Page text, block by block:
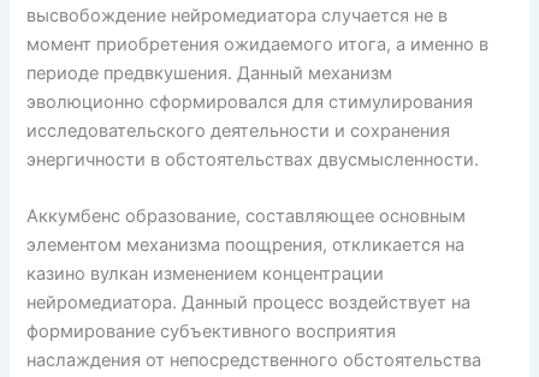
высвобождение нейромедиатора случается не в
момент приобретения ожидаемого итога, а именно в
периоде предвкушения. Данный механизм
эволюционно сформировался для стимулирования
исследовательского деятельности и сохранения
энергичности в обстоятельствах двусмысленности.
Аккумбенс образование, составляющее основным
элементом механизма поощрения, откликается на
казино вулкан изменением концентрации
нейромедиатора. Данный процесс воздействует на
формирование субъективного восприятия
наслаждения от непосредственного обстоятельства